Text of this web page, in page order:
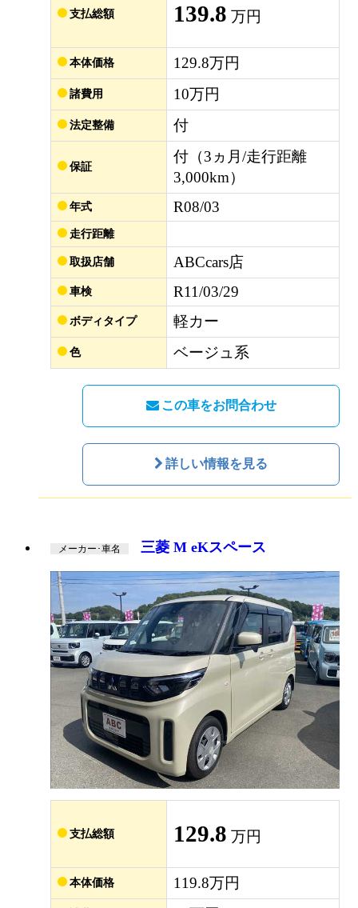
支払総額 139.8 万円
本体価格 129.8万円
諸費用 10万円
法定整備 付
保証
付（3ヵ月/走行距離
3,000km）
年式 R08/03
走行距離
取扱店舗 ABCcars店
車検 R11/03/29
ボディタイプ 軽カー
色 ベージュ系
この車をお問合わせ
詳しい情報を見る
メーカー･車名 三菱 M eKスペース
支払総額 129.8 万円
本体価格 119.8万円